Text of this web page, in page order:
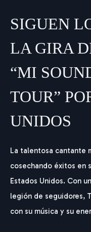
SIGUEN
LA GIRA
“MI
TOUR”
UNIDOS
La talentosa cantante
cosechando éxitos en
Estados Unidos. Con
legión de seguidores,
con su música y su